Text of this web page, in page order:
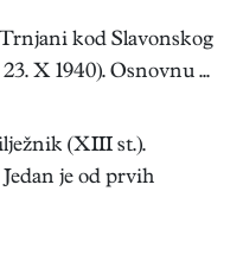
kod Slavonskog
X 1940). Osnovnu ...
(XIII st.).
je od prvih